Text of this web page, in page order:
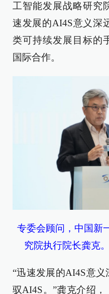
工智能发展战略研究
速发展的AI4S意义深
类可持续发展目标的
国际合作。
专委会顾问，中国新
究院执行院长龚克
“迅速发展的AI4S意
驭AI4S。”龚克介绍